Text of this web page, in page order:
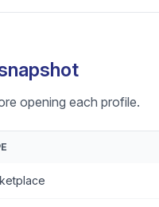
opening each profile.